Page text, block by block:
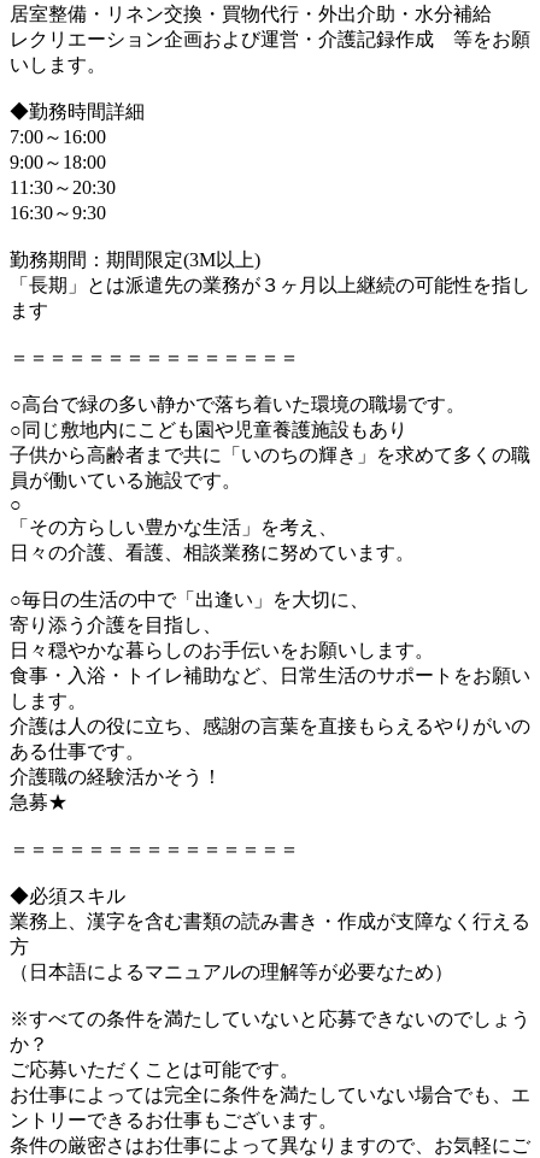
居室整備・リネン交換・買物代行・外出介助・水分補給
レクリエーション企画および運営・介護記録作成 等をお願
いします。
◆勤務時間詳細
7:00～16:00
9:00～18:00
11:30～20:30
16:30～9:30
勤務期間：期間限定(3M以上)
「長期」とは派遣先の業務が３ヶ月以上継続の可能性を指し
ます
＝＝＝＝＝＝＝＝＝＝＝＝＝＝＝
○高台で緑の多い静かで落ち着いた環境の職場です。
○同じ敷地内にこども園や児童養護施設もあり
子供から高齢者まで共に「いのちの輝き」を求めて多くの職
員が働いている施設です。
○
「その方らしい豊かな生活」を考え、
日々の介護、看護、相談業務に努めています。
○毎日の生活の中で「出逢い」を大切に、
寄り添う介護を目指し、
日々穏やかな暮らしのお手伝いをお願いします。
食事・入浴・トイレ補助など、日常生活のサポートをお願い
します。
介護は人の役に立ち、感謝の言葉を直接もらえるやりがいの
ある仕事です。
介護職の経験活かそう！
急募★
＝＝＝＝＝＝＝＝＝＝＝＝＝＝＝
◆必須スキル
業務上、漢字を含む書類の読み書き・作成が支障なく行える
方
（日本語によるマニュアルの理解等が必要なため）
※すべての条件を満たしていないと応募できないのでしょう
か？
ご応募いただくことは可能です。
お仕事によっては完全に条件を満たしていない場合でも、エ
ントリーできるお仕事もございます。
条件の厳密さはお仕事によって異なりますので、お気軽にご